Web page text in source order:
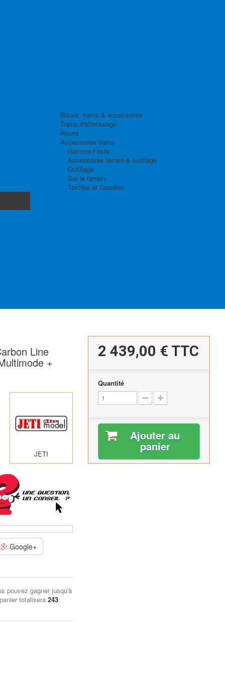
Roues, trains & accessoires
Trains d'atterissage
Roues
Accessoires trains
Gamme Festo
Accessoires terrain & outillage
Outillage
Sur le terrain
Textiles et Goodies
Line
+
JETI
Google+
pouvez gagner jusqu'à
totalisera243
2 439,00 € TTC
Quantité
Ajouter au
panier